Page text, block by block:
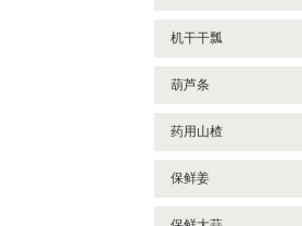
机干干瓢
葫芦条
药用山楂
保鲜姜